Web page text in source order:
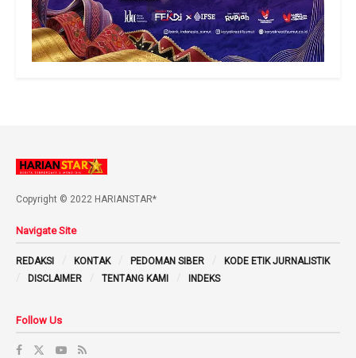
Copyright © 2022 HARIANSTAR*
Navigate Site
REDAKSI KONTAK PEDOMAN SIBER
KODE ETIK JURNALISTIK
DISCLAIMER
TENTANG KAMI INDEKS
Follow Us